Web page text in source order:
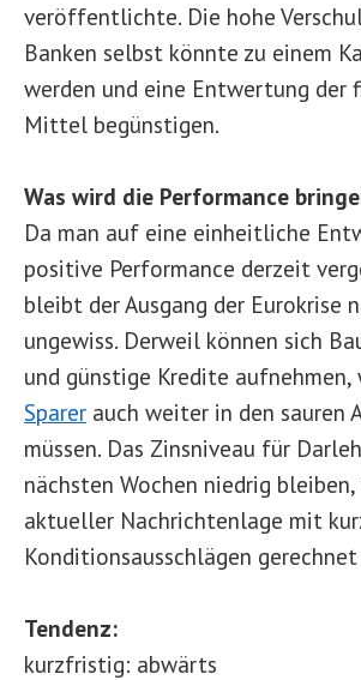
veröffentlichte. Die hohe
Banken selbst könnte zu einem
werden und eine Entwertung der
Mittel begünstigen.
Was wird die Performance
Da man auf eine einheitliche
positive Performance derzeit
bleibt der Ausgang der Eurokrise
ungewiss. Derweil können sich
und günstige Kredite aufnehmen,
Sparer auch weiter in den sauren
müssen. Das Zinsniveau für
nächsten Wochen niedrig
aktueller Nachrichtenlage mit
Konditionsausschlägen
Tendenz:
kurzfristig: abwärts